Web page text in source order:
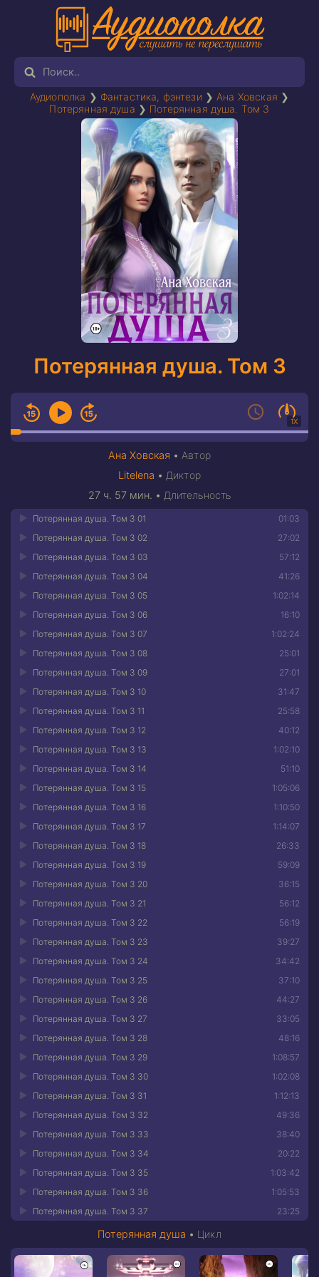
Аудиополка ❯ Фантастика, фэнтези ❯ Ана Ховская ❯
Потерянная душа ❯ Потерянная душа. Том 3
Потерянная душа. Том 3
1X
Ана Ховская •Автор
Litelena •Диктор
27 ч. 57 мин. • Длительность
01:03
Потерянная душа. Том 3 01
27:02
Потерянная душа. Том 3 02
57:12
Потерянная душа. Том 3 03
41:26
Потерянная душа. Том 3 04
1:02:14
Потерянная душа. Том 3 05
16:10
Потерянная душа. Том 3 06
1:02:24
Потерянная душа. Том 3 07
25:01
Потерянная душа. Том 3 08
27:01
Потерянная душа. Том 3 09
31:47
Потерянная душа. Том 3 10
25:58
Потерянная душа. Том 3 11
40:12
Потерянная душа. Том 3 12
1:02:10
Потерянная душа. Том 3 13
51:10
Потерянная душа. Том 3 14
1:05:06
Потерянная душа. Том 3 15
1:10:50
Потерянная душа. Том 3 16
1:14:07
Потерянная душа. Том 3 17
26:33
Потерянная душа. Том 3 18
59:09
Потерянная душа. Том 3 19
36:15
Потерянная душа. Том 3 20
56:12
Потерянная душа. Том 3 21
56:19
Потерянная душа. Том 3 22
39:27
Потерянная душа. Том 3 23
34:42
Потерянная душа. Том 3 24
37:10
Потерянная душа. Том 3 25
44:27
Потерянная душа. Том 3 26
33:05
Потерянная душа. Том 3 27
48:16
Потерянная душа. Том 3 28
1:08:57
Потерянная душа. Том 3 29
1:02:08
Потерянная душа. Том 3 30
1:12:13
Потерянная душа. Том 3 31
49:36
Потерянная душа. Том 3 32
38:40
Потерянная душа. Том 3 33
20:22
Потерянная душа. Том 3 34
1:03:42
Потерянная душа. Том 3 35
1:05:53
Потерянная душа. Том 3 36
23:25
Потерянная душа. Том 3 37
Потерянная душа • Цикл